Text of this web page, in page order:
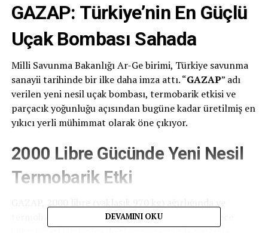
GAZAP: Türkiye’nin En Güçlü
Uçak Bombası Sahada
Milli Savunma Bakanlığı Ar-Ge birimi, Türkiye savunma
sanayii tarihinde bir ilke daha imza attı. “GAZAP” adı
verilen yeni nesil uçak bombası, termobarik etkisi ve
parçacık yoğunluğu açısından bugüne kadar üretilmiş en
yıkıcı yerli mühimmat olarak öne çıkıyor.
2000 Libre Gücünde Yeni Nesil
Termobarik Etki
termobarik yapıda tasarlandı. Bu, bombanın sadece
DEVAMINI OKU